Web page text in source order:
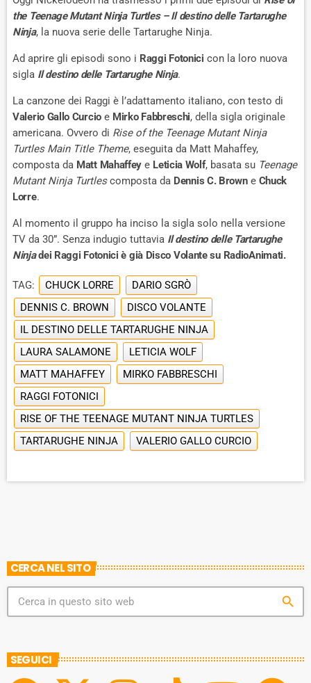
the Teenage Mutant Ninja Turtles – Il destino delle Tartarughe
Ninja, la nuova serie delle Tartarughe Ninja.
Ad aprire gli episodi sono i Raggi Fotonici con la loro nuova
sigla Il destino delle Tartarughe Ninja.
La canzone dei Raggi è l’adattamento italiano, con testo di
Valerio Gallo Curcio e Mirko Fabbreschi, della sigla originale
americana. Ovvero di Rise of the Teenage Mutant Ninja
Turtles Main Title Theme, eseguita da Matt Mahaffey,
composta da Matt Mahaffey e Leticia Wolf, basata su Teenage
Mutant Ninja Turtlescomposta da Dennis C. Browne Chuck
Lorre.
Al momento il gruppo ha inciso la sigla solo nella versione
TV da 30”. Senza indugio tuttavia Il destino delle Tartarughe
Ninjadei Raggi Fotonici è già Disco Volante su RadioAnimati.
TAG: CHUCK LORRE
DARIO SGRÒ
DENNIS C. BROWN
DISCO VOLANTE
IL DESTINO DELLE TARTARUGHE NINJA
LAURA SALAMONE
LETICIA WOLF
MATT MAHAFFEY
MIRKO FABBRESCHI
RAGGI FOTONICI
RISE OF THE TEENAGE MUTANT NINJA TURTLES
TARTARUGHE NINJA
VALERIO GALLO CURCIO
CERCA NEL SITO
search
SEGUICI